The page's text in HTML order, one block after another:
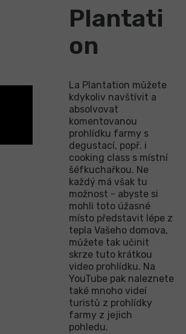
Plantati
on
La Plantation můžete
kdykoliv navštívit a
absolvovat
komentovanou
prohlídku farmy s
degustací, popř. i
cooking class s místní
šéfkuchařkou. Ne
každý má však tu
možnost - abyste si
mohli toto úžasné
místo představit lépe z
tepla Vašeho domova,
můžete tak učinit
skrze tuto krátkou
video prohlídku. Na
YouTube pak naleznete
také mnoho videí
turistů z prohlídky
farmy z jejich
pohledu.